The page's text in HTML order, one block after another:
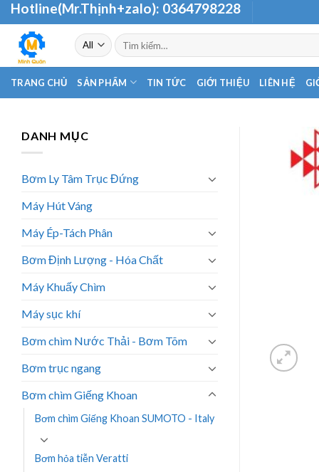
Skip
to
content
Hotline(Mr.Thịnh+zalo): 0364798228
Tìm
kiếm:
TRANG CHỦ SẢN PHẨM TIN TỨC GIỚI THIỆU LIÊN HỆ
DANH MỤC
Bơm Ly Tâm Trục Đứng
Máy Hút Váng
Máy Ép-Tách Phân
Bơm Định Lượng - Hóa Chất
Máy Khuấy Chìm
Máy sục khí
Bơm chìm Nước Thải - Bơm Tõm
Bơm trục ngang
Bơm chìm Giếng Khoan
Bơm chìm Giếng Khoan SUMOTO - Italy
Bơm hỏa tiễn Veratti